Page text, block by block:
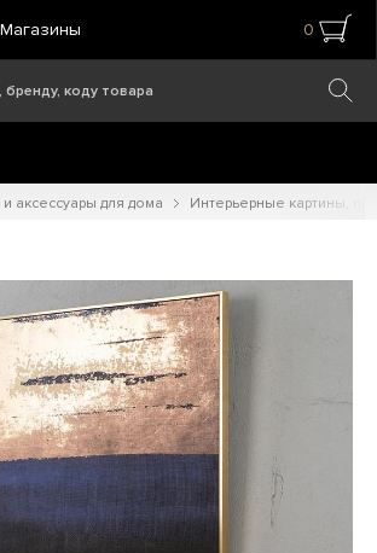
Магазины 0
аксессуары для дома Интерьерные картины,